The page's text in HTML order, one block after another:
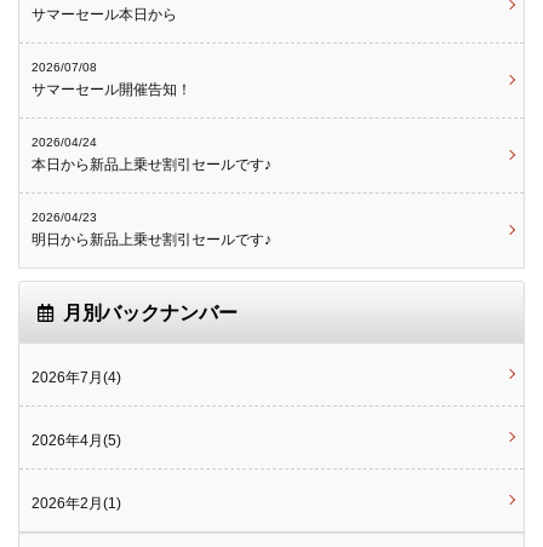
サマーセール本日から
2026/07/08
サマーセール開催告知！
2026/04/24
本日から新品上乗せ割引セールです♪
2026/04/23
明日から新品上乗せ割引セールです♪
月別バックナンバー
2026年7月(4)
2026年4月(5)
2026年2月(1)